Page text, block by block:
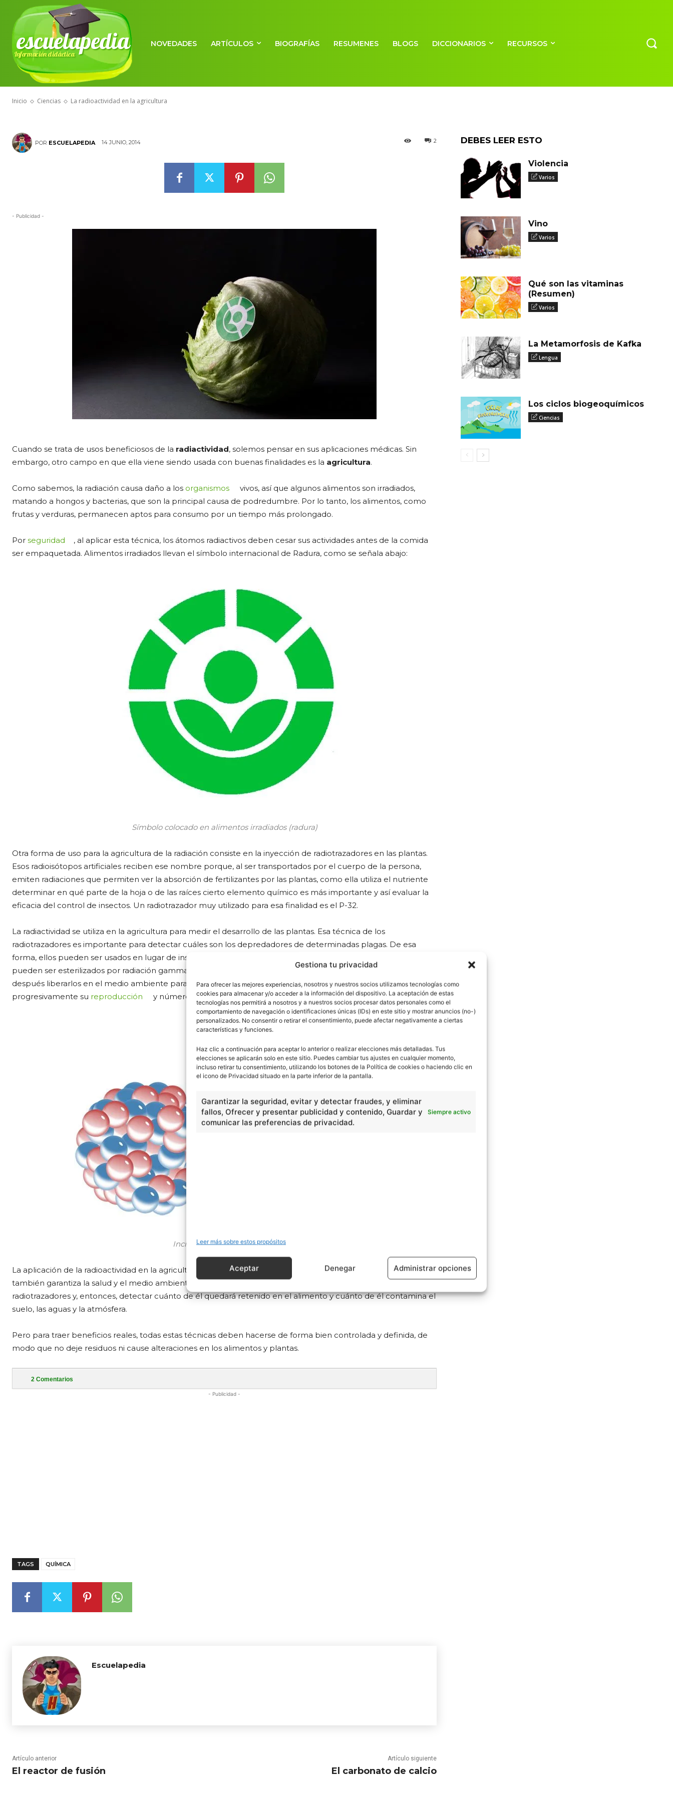
Gestiona tu privacidad
Para ofrecer las mejores experiencias, nosotros y nuestros socios utilizamos tecnologías como
cookies para almacenar y/o acceder a la información del dispositivo. La aceptación de estas
tecnologías nos permitirá a nosotros y a nuestros socios procesar datos personales como el
comportamiento de navegación o identificaciones únicas (IDs) en este sitio y mostrar anuncios (no-)
personalizados. No consentir o retirar el consentimiento, puede afectar negativamente a ciertas
características y funciones.
Haz clic a continuación para aceptar lo anterior o realizar elecciones más detalladas. Tus
elecciones se aplicarán solo en este sitio. Puedes cambiar tus ajustes en cualquier momento,
incluso retirar tu consentimiento, utilizando los botones de la Política de cookies o haciendo clic en
el icono de Privacidad situado en la parte inferior de la pantalla.
Garantizar la seguridad, evitar y detectar fraudes, y eliminar
fallos, Ofrecer y presentar publicidad y contenido, Guardar y
comunicar las preferencias de privacidad.
Siempre activo
Leer más sobre estos propósitos
Aceptar Denegar Administrar opciones
escuelapedia
Información didáctica
NOVEDADES ARTÍCULOS BIOGRAFÍAS RESUMENES BLOGS DICCIONARIOS RECURSOS
Inicio Ciencias La radioactividad en la agricultura
CIENCIAS
La radioactividad en la agricultura
POR ESCUELAPEDIA 14 JUNIO, 2014 2
- Publicidad -
Cuando se trata de usos beneficiosos de la radiactividad, solemos pensar en sus aplicaciones médicas. Sin
embargo, otro campo en que ella viene siendo usada con buenas finalidades es la agricultura.
Como sabemos, la radiación causa daño a los organismos
vivos, así que algunos alimentos son irradiados,
matando a hongos y bacterias, que son la principal causa de podredumbre. Por lo tanto, los alimentos, como
frutas y verduras, permanecen aptos para consumo por un tiempo más prolongado.
Por seguridad
, al aplicar esta técnica, los átomos radiactivos deben cesar sus actividades antes de la comida
ser empaquetada. Alimentos irradiados llevan el símbolo internacional de Radura, como se señala abajo:
Símbolo colocado en alimentos irradiados (radura)
Otra forma de uso para la agricultura de la radiación consiste en la inyección de radiotrazadores en las plantas.
Esos radioisótopos artificiales reciben ese nombre porque, al ser transportados por el cuerpo de la persona,
emiten radiaciones que permiten ver la absorción de fertilizantes por las plantas, como ella utiliza el nutriente
determinar en qué parte de la hoja o de las raíces cierto elemento químico es más importante y así evaluar la
eficacia del control de insectos. Un radiotrazador muy utilizado para esa finalidad es el P-32.
La radiactividad se utiliza en la agricultura para medir el desarrollo de las plantas. Esa técnica de los
radiotrazadores es importante para detectar cuáles son los depredadores de determinadas plagas. De esa
forma, ellos pueden ser usados en lugar de insecticidas, y evitar contaminaciones con agrotóxicos. O, entonces,
pueden ser esterilizados por radiación gamma los machos de las especies que son consideradas plagas y
después liberarlos en el medio ambiente para competir con los machos normales. Eso disminuirá
progresivamente su reproducción y número.
Incidencia de rayos gamma
La aplicación de la radioactividad en la agricultura sólo sirve para aumentar la producción de alimentos, pero
también garantiza la salud y el medio ambiente., pues los agrotóxicos también pueden ser marcados con
radiotrazadores y, entonces, detectar cuánto de él quedará retenido en el alimento y cuánto de él contamina el
suelo, las aguas y la atmósfera.
Pero para traer beneficios reales, todas estas técnicas deben hacerse de forma bien controlada y definida, de
modo que no deje residuos ni cause alteraciones en los alimentos y plantas.
2 Comentarios
- Publicidad -
TAGS QUÍMICA
Escuelapedia
Artículo anterior
El reactor de fusión
Artículo siguiente
El carbonato de calcio
DEBES LEER ESTO
Violencia
Varios
Vino
Varios
Qué son las vitaminas
(Resumen)
Varios
La Metamorfosis de Kafka
Lengua
Los ciclos biogeoquímicos
Ciencias